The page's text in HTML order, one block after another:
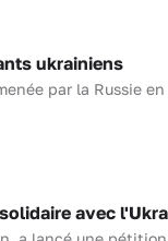
ukrainiens
par la Russie en
avec